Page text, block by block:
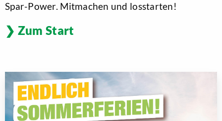
Spar-Power. Mitmachen und losstarten!
Zum Start